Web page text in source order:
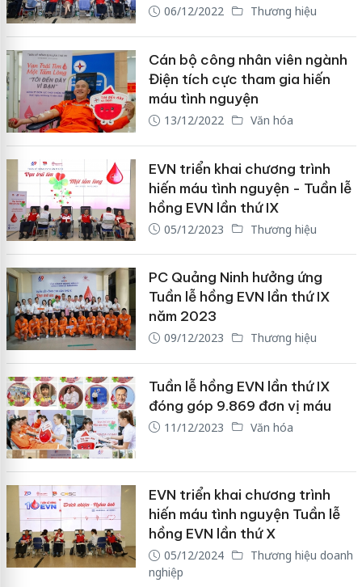
06/12/2022 Thương hiệu
Cán bộ công nhân viên ngành
Điện tích cực tham gia hiến
máu tình nguyện
13/12/2022 Văn hóa
EVN triển khai chương trình
hiến máu tình nguyện - Tuần lễ
hồng EVN lần thứ IX
05/12/2023 Thương hiệu
PC Quảng Ninh hưởng ứng
Tuần lễ hồng EVN lần thứ IX
năm 2023
09/12/2023 Thương hiệu
Tuần lễ hồng EVN lần thứ IX
đóng góp 9.869 đơn vị máu
11/12/2023 Văn hóa
EVN triển khai chương trình
hiến máu tình nguyện Tuần lễ
hồng EVN lần thứ X
05/12/2024
Thương hiệu doanh
nghiệp